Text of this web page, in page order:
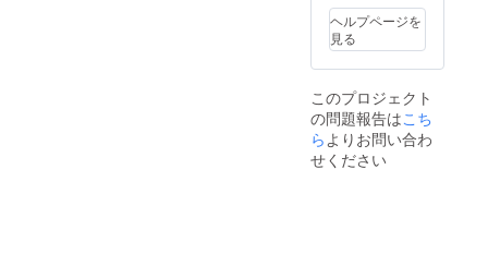
ださ
い。
ださい)
:また、
ランチ
セット
支援し
てくだ
さった
事を確
認次
ヘルプページを
見る
このプロジェクト
の問題報告はこち
ら よりお問い合わ
せください